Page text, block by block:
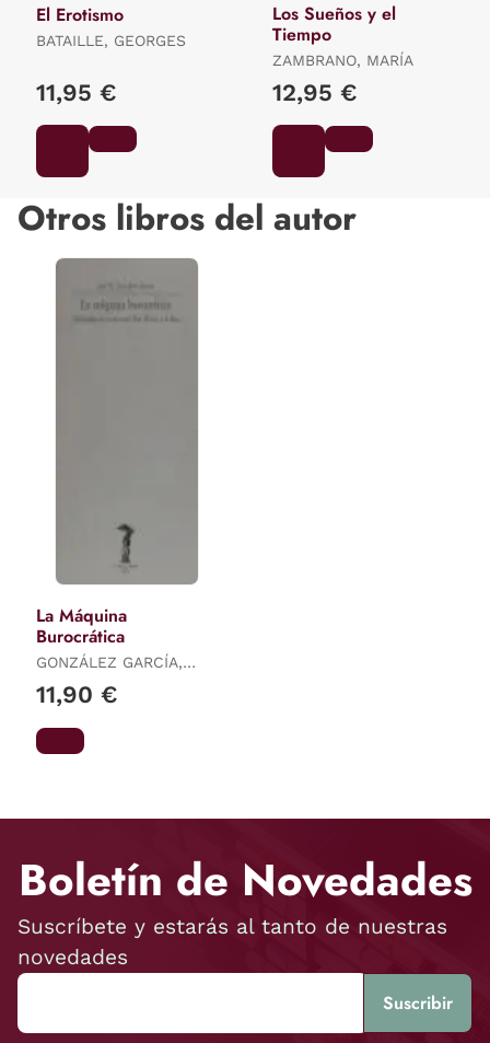
El Erotismo
BATAILLE, GEORGES
11,95 €
Los Sueños y el
Tiempo
ZAMBRANO, MARÍA
12,95 €
Otros libros del autor
La Máquina
Burocrática
GONZÁLEZ GARCÍA,
11,90 €
Boletín de Novedades
Suscríbete y estarás al tanto de nuestras
novedades